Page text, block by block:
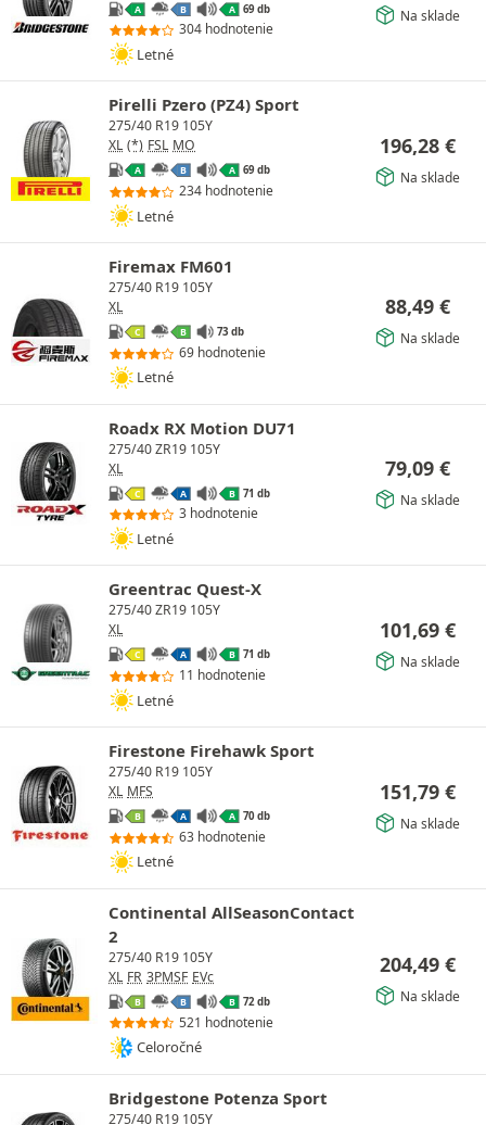
A B A 69 db
304 hodnotenie
Letné
Na sklade
Pirelli Pzero (PZ4) Sport
275/40 R19 105Y
XL (*) FSL MO
A B A 69 db
234 hodnotenie
Letné
196,28 €
Na sklade
Firemax FM601
275/40 R19 105Y
XL
C B 73 db
69 hodnotenie
Letné
88,49 €
Na sklade
Roadx RX Motion DU71
275/40 ZR19 105Y
XL
C A B 71 db
3 hodnotenie
Letné
79,09 €
Na sklade
Greentrac Quest-X
275/40 ZR19 105Y
XL
C A B 71 db
11 hodnotenie
Letné
101,69 €
Na sklade
Firestone Firehawk Sport
275/40 R19 105Y
XL MFS
B A A 70 db
63 hodnotenie
Letné
151,79 €
Na sklade
Continental AllSeasonContact
2
275/40 R19 105Y
XL FR 3PMSF EVc
B B B 72 db
521 hodnotenie
Celoročné
204,49 €
Na sklade
Bridgestone Potenza Sport
275/40 R19 105Y